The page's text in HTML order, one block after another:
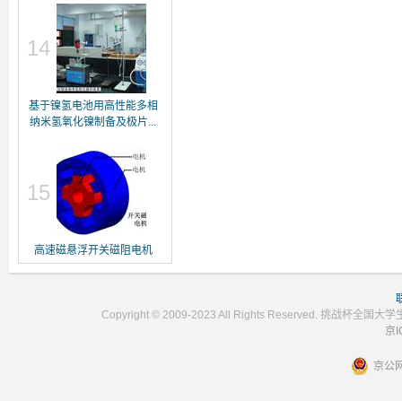
14
基于镍氢电池用高性能多相
纳米氢氧化镍制备及极片...
15
高速磁悬浮开关磁阻电机
Copyright © 2009-2023 All Rights Reserved. 挑战杯全国大学
京
京公